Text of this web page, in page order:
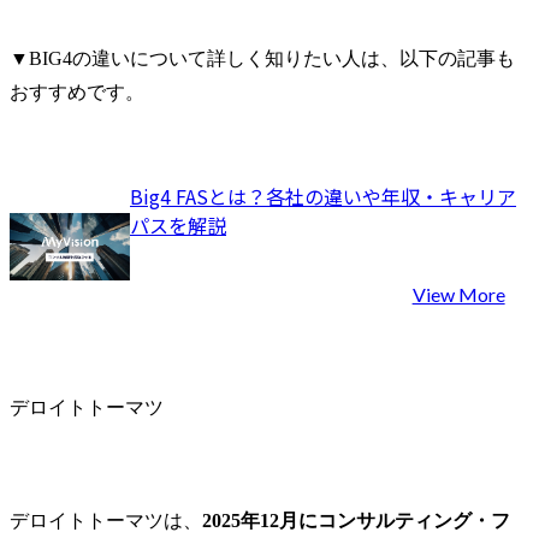
コンサルティング業務
(変更の範囲) 当社の指定
▼BIG4の違いについて詳しく知りたい人は、以下の記事も
おすすめです。
Big4 FASとは？各社の違いや年収・キャリア
パスを解説
View More
デロイトトーマツ
デロイトトーマツは、 2025年12月にコンサルティング・フ